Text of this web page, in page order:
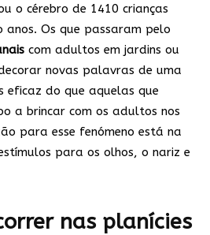
o cérebro de 1410 crianças
anos. Os que passaram pelo
com adultos em jardins ou
novas palavras de uma
eficaz do que aquelas que
a brincar com os adultos nos
para esse fenómeno está na
para os olhos, o nariz e
nas planícies